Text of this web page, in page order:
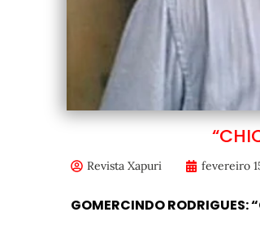
Revista Xapuri fevereiro
GOMERCINDO RODRIGUES: